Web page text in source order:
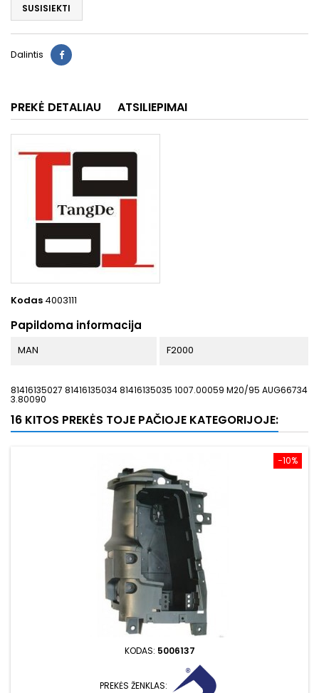
SUSISIEKTI
Dalintis
PREKĖ DETALIAU ATSILIEPIMAI
Kodas 4003111
Papildoma informacija
MAN F2000
81416135027 81416135034 81416135035 1007.00059 M20/95 AUG66734
3.80090
16 KITOS PREKĖS TOJE PAČIOJE KATEGORIJOJE:
−10%
KODAS: 5006137
PREKĖS ŽENKLAS: